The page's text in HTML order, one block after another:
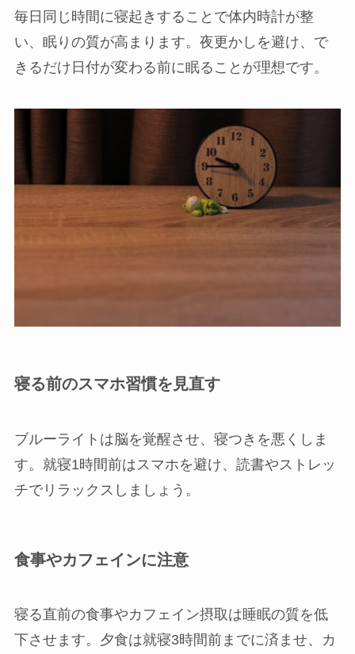
毎日同じ時間に寝起きすることで体内時計が整
い、眠りの質が高まります。夜更かしを避け、で
きるだけ日付が変わる前に眠ることが理想です。
寝る前のスマホ習慣を見直す
ブルーライトは脳を覚醒させ、寝つきを悪くしま
す。就寝1時間前はスマホを避け、読書やストレッ
チでリラックスしましょう。
食事やカフェインに注意
寝る直前の食事やカフェイン摂取は睡眠の質を低
下させます。夕食は就寝3時間前までに済ませ、カ